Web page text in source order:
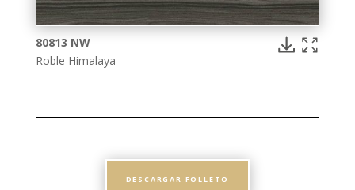
80813 NW
Roble Himalaya
DESCARGAR FOLLETO